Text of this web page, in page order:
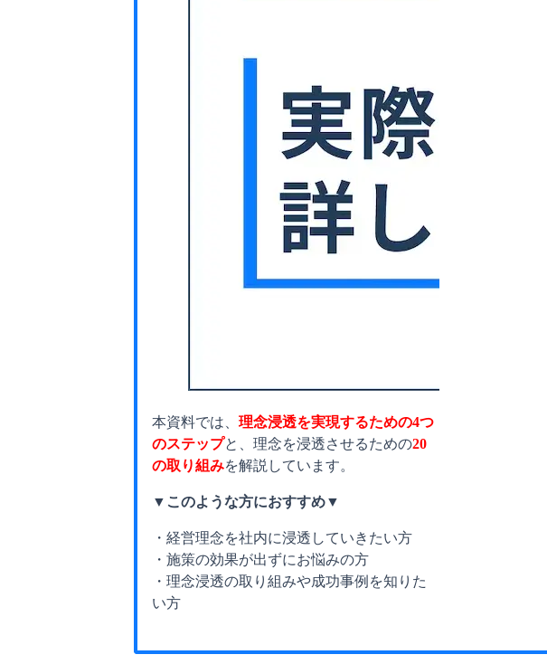
本資料では、 理念浸透を実現するための4つ
のステップと、理念を浸透させるための20
の取り組みを解説しています。
▼このような方におすすめ▼
・経営理念を社内に浸透していきたい方
・施策の効果が出ずにお悩みの方
・理念浸透の取り組みや成功事例を知りた
い方